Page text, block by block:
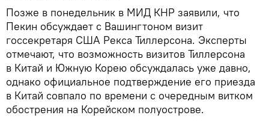
Позже в понедельник в МИД КНР заявили, что
Пекин обсуждает с Вашингтоном визит
госсекретаря США Рекса Тиллерсона. Эксперты
отмечают, что возможность визитов Тиллерсона
в Китай и Южную Корею обсуждалась уже давно,
однако официальное подтверждение его приезда
в Китай совпало по времени с очередным витком
обострения на Корейском полуострове.